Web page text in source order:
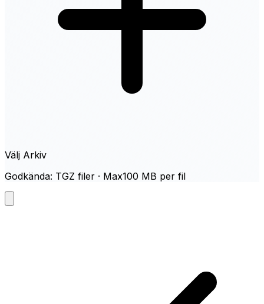
Välj Arkiv
Godkända: TGZ filer · Max100 MB per fil